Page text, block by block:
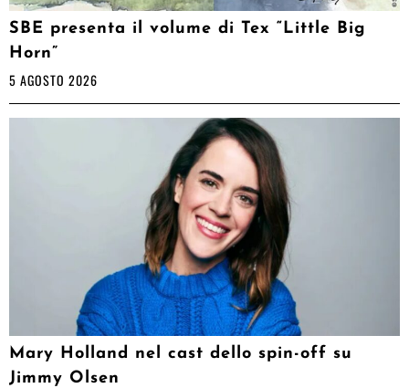
SBE presenta il volume di Tex “Little Big
Horn”
5 AGOSTO 2026
Mary Holland nel cast dello spin-off su
Jimmy Olsen